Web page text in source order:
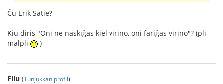
Ĉu Erik Satie?
Kiu diris "Oni ne naskiĝas kiel virino, oni fariĝas virino"? (pli-
malpli
)
Filu (Tunjukkan profil)